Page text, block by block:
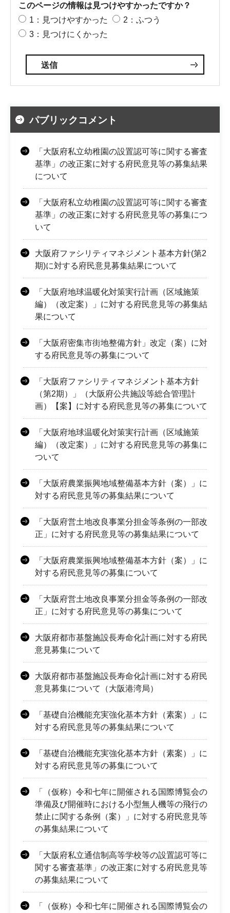
このページの情報は見つけやすかったですか？
1：見つけやすかった
2：ふつう
3：見つけにくかった
パブリックコメント
「大阪府私立幼稚園の設置認可等に関する審査
基準」の改正案に対する府民意見等の募集結果
について
「大阪府私立幼稚園の設置認可等に関する審査
基準」の改正案に対する府民意見等の募集につ
いて
大阪府ファシリティマネジメント基本方針(第2
期)に対する府民意見募集結果について
「大阪府地球温暖化対策実行計画（区域施策
編）（改定案）」に対する府民意見等の募集結
果について
「大阪府密集市街地整備方針」改定（案）に対
する府民意見等の募集について
「大阪府ファシリティマネジメント基本方針
（第2期）」（大阪府公共施設等総合管理計
画）【案】に対する府民意見等の募集について
「大阪府地球温暖化対策実行計画（区域施策
編）（改定案）」に対する府民意見等の募集に
ついて
「大阪府農業振興地域整備基本方針（案）」に
対する府民意見等の募集結果について
「大阪府営土地改良事業分担金等条例の一部改
正」に対する府民意見等の募集結果について
「大阪府農業振興地域整備基本方針（案）」に
対する府民意見等の募集について
「大阪府営土地改良事業分担金等条例の一部改
正」に対する府民意見等の募集について
大阪府都市基盤施設長寿命化計画に対する府民
意見募集について
大阪府都市基盤施設長寿命化計画に対する府民
意見募集について（大阪港湾局）
「基礎自治機能充実強化基本方針（素案）」に
対する府民意見等の募集結果について
「基礎自治機能充実強化基本方針（素案）」に
対する府民意見等の募集について
「（仮称）令和七年に開催される国際博覧会の
準備及び開催時における小型無人機等の飛行の
禁止に関する条例（案）」に対する府民意見等
の募集結果について
「大阪府私立通信制高等学校等の設置認可等に
関する審査基準」の改正案に対する府民意見等
の募集結果について
「（仮称）令和七年に開催される国際博覧会の